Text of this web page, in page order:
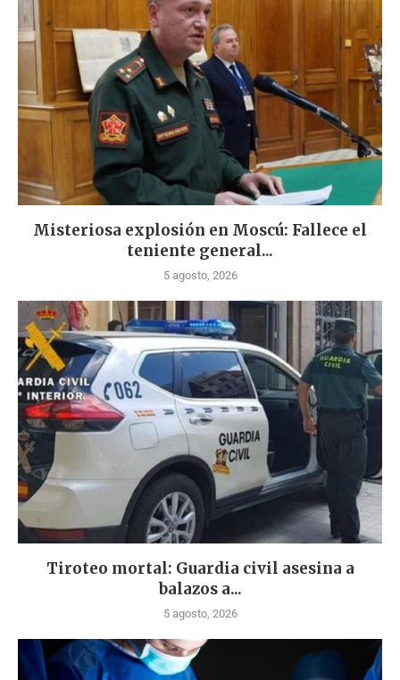
Misteriosa explosión en Moscú: Fallece el
teniente general...
5 agosto, 2026
Tiroteo mortal: Guardia civil asesina a
balazos a...
5 agosto, 2026